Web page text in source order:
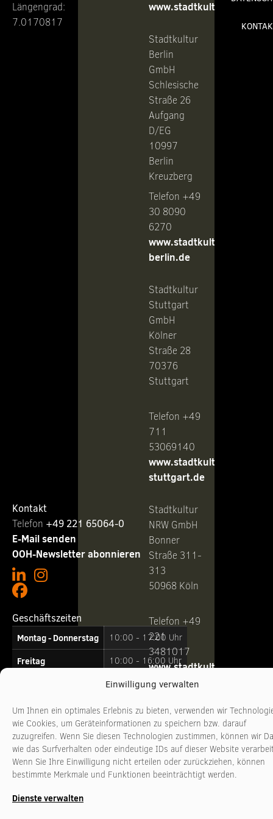
Einwilligung verwalten
Um Ihnen ein optimales Erlebnis zu bieten, verwenden wir
wie Cookies, um Geräteinformationen zu speichern bzw. darauf
zuzugreifen. Wenn Sie diesen Technologien zustimmen, können wir
wie das Surfverhalten oder eindeutige IDs auf dieser Website
Wenn Sie Ihre Einwilligung nicht erteilen oder zurückziehen, können
bestimmte Merkmale und Funktionen beeinträchtigt werden.
Dienste verwalten
Längengrad:
7.0170817
Kontakt
Telefon ‭ +49 221 65064-0
E-Mail senden
OOH-Newsletter abonnieren
Geschäftszeiten
Montag - Donnerstag
10:00 - 17:00 Uhr
Freitag 10:00 - 16:00 Uhr
www.stadtkultur.de
Stadtkultur
Berlin
GmbH
Schlesische
Straße 26
Aufgang
D/EG
10997
Berlin
Kreuzberg
Telefon +49
30 8090
6270
www.stadtkultur-
berlin.de
Stadtkultur
Stuttgart
GmbH
Kölner
Straße 28
70376
Stuttgart
Telefon +49
711
53069140
www.stadtkultur-
stuttgart.de
Stadtkultur
NRW GmbH
Bonner
Straße 311-
313
50968 Köln
Telefon +49
221
3481017
www.stadtkultur-
nrw.de